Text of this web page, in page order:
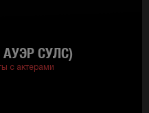
АУЭР СУЛС)
с актерами